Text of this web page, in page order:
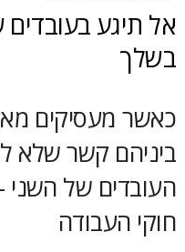
בעובדים שלי
מאותו
קשר שלא
של השני - הם